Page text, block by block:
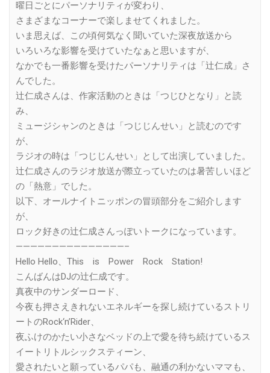
曜日ごとにパーソナリティが変わり、
さまざまなコーナーで楽しませてくれました。
いま思えば、この頃何気なく聞いていた深夜放送から
いろいろな影響を受けていたなぁと思いますが、
なかでも一番影響を受けたパーソナリティは「辻仁成」さ
んでした。
辻仁成さんは、作家活動のときは「つじひとなり」と読
み、
ミュージシャンのときは「つじじんせい」と読むのです
が、
ラジオの時は「つじじんせい」として出演していました。
辻仁成さんのラジオ放送が際立っていたのは暑苦しいほど
の「熱意」でした。
以下、オールナイトニッポンの冒頭部分をご紹介します
が、
ロック好きの辻仁成さんっぽいトークになっています。
———————————————–
Hello Hello、This is Power Rock Station!
こんばんはDJの辻仁成です。
真夜中のサンダーロード、
今夜も押さえきれないエネルギーを探し続けているストリ
ートのRock‘n’Rider、
夜ふけのかたい小さなベッドの上で愛を待ち続けているス
イートリトルシックスティーン、
愛されたいと願っているパパも、融通の利かないママも、